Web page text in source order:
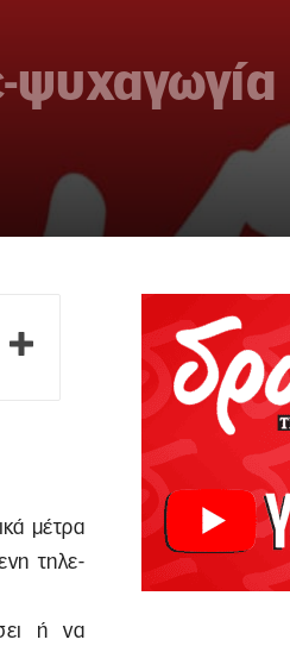
ψυχαγωγία
μέτρα
τηλε-
ή να